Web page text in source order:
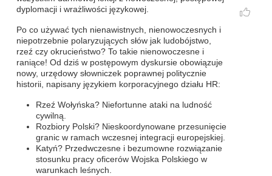
dyplomacji i wrażliwości językowej.
Po co używać tych nienawistnych, nienowoczesnych i
niepotrzebnie polaryzujących słów jak ludobójstwo,
rzeź czy okrucieństwo? To takie nienowoczesne i
raniące! Od dziś w postępowym dyskursie obowiązuje
nowy, urzędowy słowniczek poprawnej politycznie
historii, napisany językiem korporacyjnego działu HR:
Rzeź Wołyńska? Niefortunne ataki na ludność
cywilną.
Rozbiory Polski? Nieskoordynowane przesunięcie
granic w ramach wczesnej integracji europejskiej.
Katyń? Przedwczesne i bezumowne rozwiązanie
stosunku pracy oficerów Wojska Polskiego w
warunkach leśnych.